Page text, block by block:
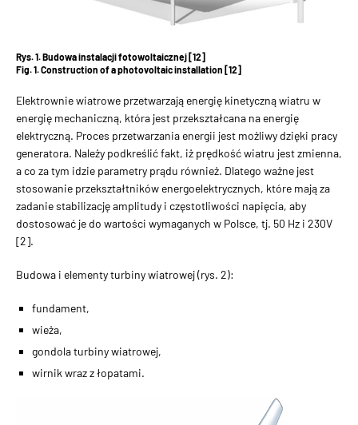
Rys. 1. Budowa instalacji fotowoltaicznej [12]
Fig. 1. Construction of a photovoltaic installation [12]
Elektrownie wiatrowe przetwarzają energię kinetyczną wiatru w
energię mechaniczną, która jest przekształcana na energię
elektryczną. Proces przetwarzania energii jest możliwy dzięki pracy
generatora. Należy podkreślić fakt, iż prędkość wiatru jest zmienna,
a co za tym idzie parametry prądu również. Dlatego ważne jest
stosowanie przekształtników energoelektrycznych, które mają za
zadanie stabilizację amplitudy i częstotliwości napięcia, aby
dostosować je do wartości wymaganych w Polsce, tj. 50 Hz i 230V
[2].
Budowa i elementy turbiny wiatrowej (rys. 2):
fundament,
wieża,
gondola turbiny wiatrowej,
wirnik wraz z łopatami.